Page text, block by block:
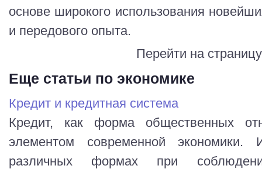
основе широкого использования
и передового опыта.
Перейти на
Еще статьи по экономике
Кредит и кредитная система
Кредит, как форма общественных
элементом современной экономики.
различных формах при